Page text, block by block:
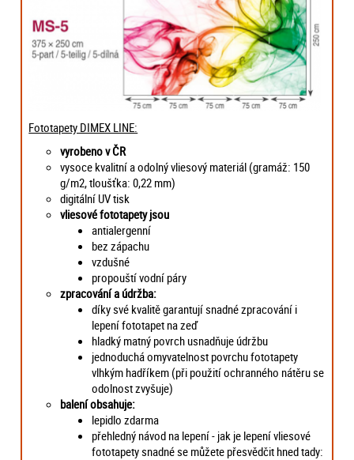
Fototapety DIMEX LINE:
vyrobeno v ČR
vysoce kvalitní a odolný vliesový materiál (gramáž: 150
g/m2, tloušťka: 0,22 mm)
digitální UV tisk
vliesové fototapety jsou
antialergenní
bez zápachu
vzdušné
propouští vodní páry
zpracování a údržba:
díky své kvalitě garantují snadné zpracování i
lepení fototapet na zeď
hladký matný povrch usnadňuje údržbu
jednoduchá omyvatelnost povrchu fototapety
vlhkým hadříkem (při použití ochranného nátěru se
odolnost zvyšuje)
balení obsahuje:
lepidlo zdarma
přehledný návod na lepení - jak je lepení vliesové
fototapety snadné se můžete přesvědčit hned tady: